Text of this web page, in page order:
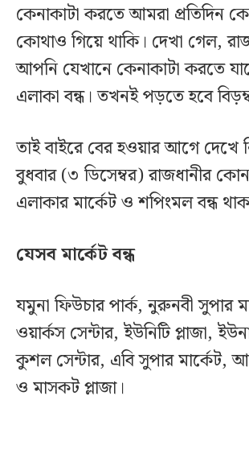
কেনাকাটা করতে আমরা প্রতিদিন
কোথাও গিয়ে থাকি। দেখা গেল,
আপনি যেখানে কেনাকাটা করতে
এলাকা বন্ধ। তখনই পড়তে হবে
তাই বাইরে বের হওয়ার আগে
বুধবার (৩ ডিসেম্বর) রাজধানীর
এলাকার মার্কেট ও শপিংমল বন্ধ
যেসব মার্কেট বন্ধ
যমুনা ফিউচার পার্ক, নুরুনবী সুপার
ওয়ার্কস সেন্টার, ইউনিটি প্লাজা,
কুশল সেন্টার, এবি সুপার মার্কেট,
ও মাসকট প্লাজা।